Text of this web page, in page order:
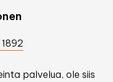
palvelua, ole siis